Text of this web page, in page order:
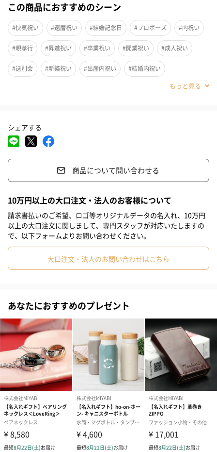
と柔らかさを長い間保つことができる、生花とドライフラワーの
両方の良さを兼ね備えた花材です。
薔薇は、色や贈る本数によって花言葉が変わります。赤い薔薇の
花言葉は「情熱・永遠の愛」で、一輪を贈ることは「あなたしか
いない」ということを意味しています。まさに、大切な人へと想
思い出に残る記念日ギフトにぴったり
性別を問わず幅広い年代の方に好評いただいておりますが、特に
20～60代の女性に人気です。婚約者へのプロポーズの贈り物、奥
華やかな印象なので、友人の結婚祝いや開店祝い、記念日や卒入
学の祝い、退職祝いにもおすすめです。
プリントについて
美しく輝く誕生石のスワロフスキー
気持ちを伝えるメッセージ
おしゃれな無料ラッピング
シックなカラーのボックスに入れてお届けします。リボンもかけ
てエレガントな雰囲気が漂います。無料で紙袋をお付けしますの
この商品におすすめのシーン
#快気祝い #還暦祝い #結婚記念日 #プロポーズ #内祝い
#親孝行 #昇進祝い #卒業祝い #開業祝い #成人祝い
#送別会 #新築祝い #出産内祝い #結婚内祝い
#喜寿祝い
#お祝い
#お中元 #誕生日
#入学祝い #就職祝い #引っ越し祝い
#姉 #娘 #姪 #甥 #女子大学生 #部下女性
#義父 #義母 #取引先男性 #取引先女性 #親戚男性
#女性 #夫 #妻 #父親 #彼女 #祖母 #祖父
#10代 #20代前半 #20代後半
#60代 #70代 #80代 #90代
シェアする
商品について問い合わせる
10万円以上の大口注文・法人のお客様について
請求書払いのご希望、ロゴ等オリジナルデータの名入れ、10万円
以上の大口注文に関しまして、専門スタッフが対応いたしますの
で、以下フォームよりお問い合わせください。
大口注文・法人のお問い合わせはこちら
あなたにおすすめのプレゼント